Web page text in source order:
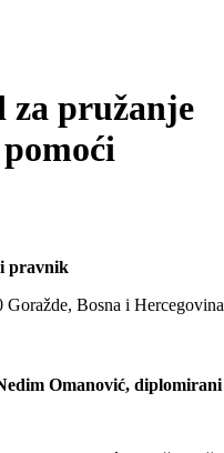
pružanje
pravnik
Bosna i Hercegovina